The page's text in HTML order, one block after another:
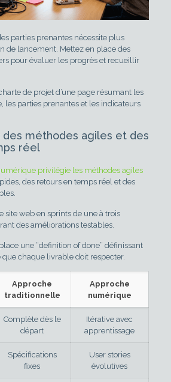
parties prenantes nécessite plus
de lancement. Mettez en place des
pour évaluer les progrès et recueillir
de projet d’une page résumant les
les parties prenantes et les indicateurs
des méthodes agiles et des
réel
privilégie les méthodes agiles
des retours en temps réel et des
site web en sprints de une à trois
des améliorations testables.
une “definition of done” définissant
que chaque livrable doit respecter.
Approche
traditionnelle
Approche
numérique
Complète dès le
départ
Itérative avec
apprentissage
Spécifications
fixes
User stories
évolutives